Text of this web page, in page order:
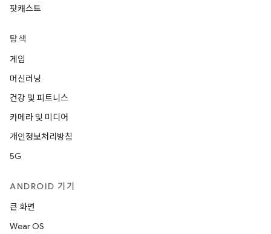
팟캐스트
탐색
게임
머신러닝
건강 및 피트니스
카메라 및 미디어
개인정보처리방침
5G
ANDROID 기기
큰 화면
Wear OS